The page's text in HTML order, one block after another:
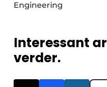
Engineering
Interessant
verder.